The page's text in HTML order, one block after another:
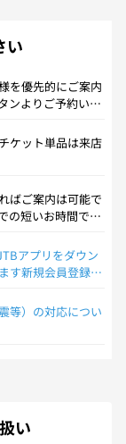
い
を優先的にご案内
ンよりご予約いた
ケット単品は来店
ばご案内は可能で
の短いお時間での
アプリをダウン
す新規会員登録を
等）の対応につい
い